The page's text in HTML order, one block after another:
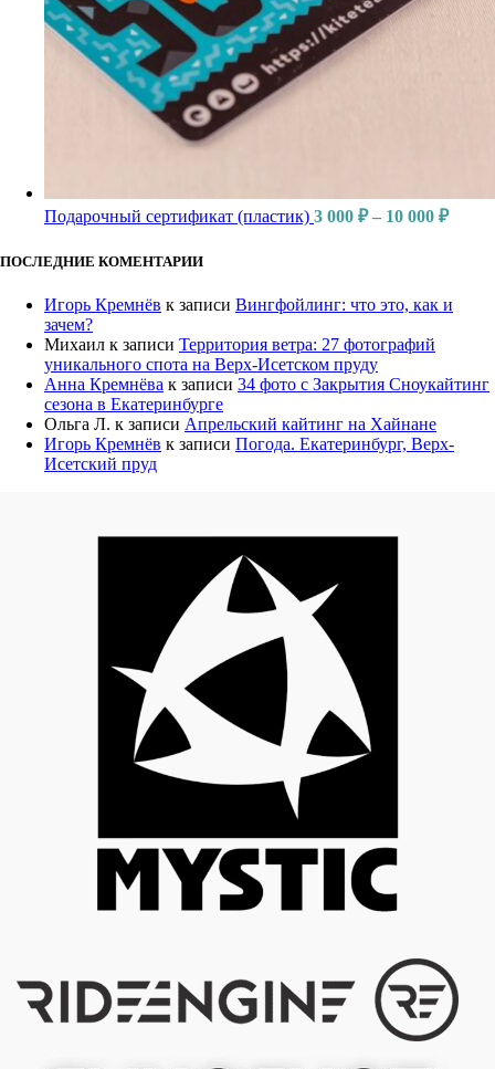
Подарочный сертификат (пластик) 3 000 ₽ – 10 000 ₽
ПОСЛЕДНИЕ КОМЕНТАРИИ
Игорь Кремнёв к записи Вингфойлинг: что это, как и
зачем?
Михаил к записи Территория ветра: 27 фотографий
уникального спота на Верх-Исетском пруду
Анна Кремнёва к записи 34 фото с Закрытия Сноукайтинг
сезона в Екатеринбурге
Ольга Л. к записи Апрельский кайтинг на Хайнане
Игорь Кремнёв к записи Погода. Екатеринбург, Верх-
Исетский пруд